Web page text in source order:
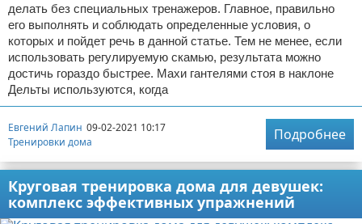
делать без специальных тренажеров. Главное, правильно
его выполнять и соблюдать определенные условия, о
которых и пойдет речь в данной статье. Тем не менее, если
использовать регулируемую скамью, результата можно
достичь гораздо быстрее. Махи гантелями стоя в наклоне
Дельты используются, когда
Евгений Лапин 09-02-2021 10:17
Тренировки дома
Подробнее
Круговая тренировка дома для девушек:
комплекс эффективных упражнений